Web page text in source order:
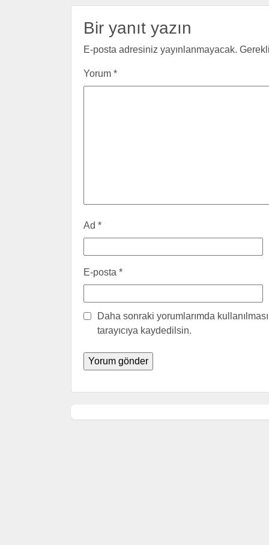
Bir yanıt yazın
E-posta adresiniz yayınlanmayacak.
Yorum *
Ad *
E-posta *
Daha sonraki yorumlarımda
tarayıcıya kaydedilsin.